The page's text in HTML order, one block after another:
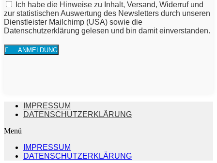
Ich habe die Hinweise zu Inhalt, Versand, Widerruf und
zur statistischen Auswertung des Newsletters durch unseren
Dienstleister Mailchimp (USA) sowie die
Datenschutzerklärung gelesen und bin damit einverstanden.
ANMELDUNG
IMPRESSUM
DATENSCHUTZERKLÄRUNG
Menü
IMPRESSUM
DATENSCHUTZERKLÄRUNG